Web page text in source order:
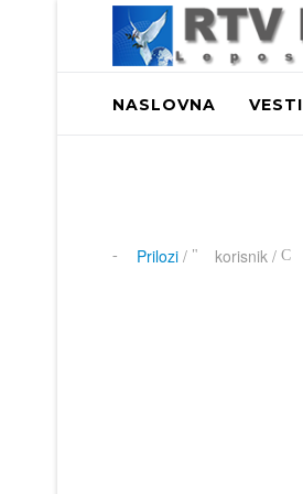
NASLOVNA VESTI
Prilozi/ korisnik /